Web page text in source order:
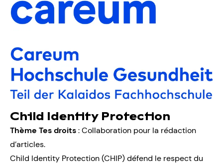
Child Identity Protection
Thème Tes droits: Collaboration pour la rédaction
d’articles.
Child Identity Protection (CHIP) défend le respect du